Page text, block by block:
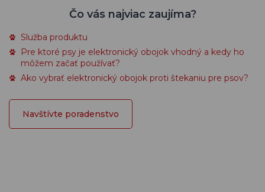
Čo vás najviac zaujíma?
Služba produktu
Pre ktoré psy je elektronický obojok vhodný a kedy ho
môžem začať používať?
Ako vybrať elektronický obojok proti štekaniu pre psov?
Navštívte poradenstvo